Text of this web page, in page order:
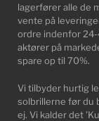
lagerfører alle de
vente på
ordre indenfor
aktører på
spare op til 70%.
Vi tilbyder hurtig
solbrillerne før du
ej. Vi kalder det